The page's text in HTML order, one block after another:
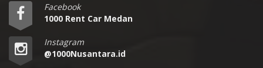
Facebook
1000 Rent Car Medan
Instagram
@1000Nusantara.id